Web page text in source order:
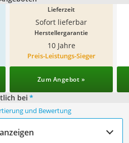
Lieferzeit
Sofort lieferbar
Herstellergarantie
10 Jahre
Preis-Leistungs-Sieger
Zum Angebot »
bei *
und Bewertung